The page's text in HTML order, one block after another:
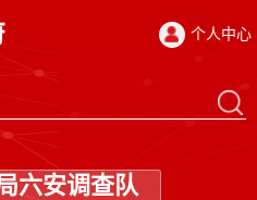
个人中心
六安调查队